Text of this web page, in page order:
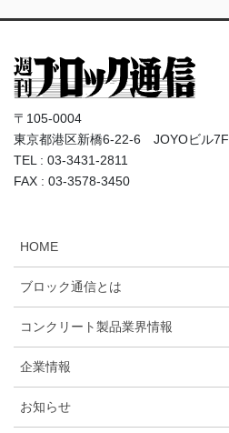
〒105-0004
東京都港区新橋6-22-6 JOYOビル7F
TEL : 03-3431-2811
FAX : 03-3578-3450
HOME
ブロック通信とは
コンクリート製品業界情報
企業情報
お知らせ